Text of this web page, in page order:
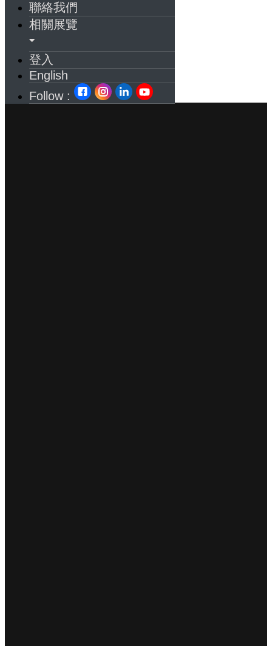
聯絡我們
相關展覽
登入
English
Follow :